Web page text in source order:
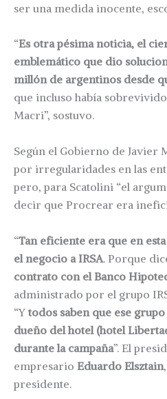
ser una medida inocente,
“Es otra pésima noticia, el
emblemático que dio
millón de argentinos desde
que incluso había
Macri”, sostuvo.
Según el Gobierno de Javier
por irregularidades en las
pero, para Scatolini “el
decir que Procrear era
“Tan eficiente era que en
el negocio a IRSA. Porque
contrato con el Banco
administrado por el grupo
“Y todos saben que ese
dueño del hotel (hotel
durante la campaña”. El
empresario Eduardo Elsztain
presidente.